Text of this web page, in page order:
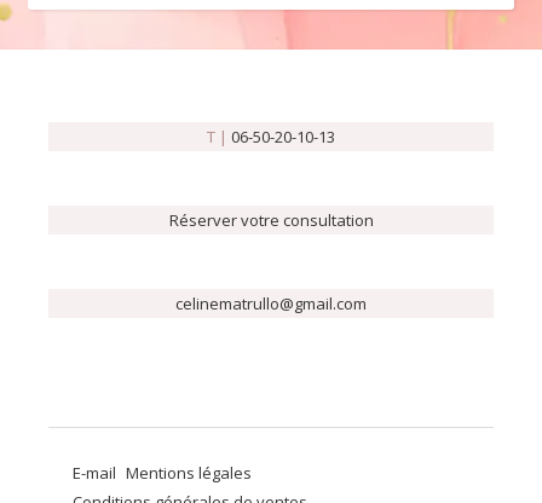
T | 06-50-20-10-13
Réserver votre consultation
celinematrullo@gmail.com
E-mail Mentions légales